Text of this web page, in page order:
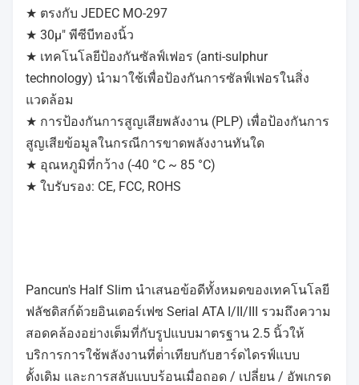
★ ตรงกับ JEDEC MO-297
★ 30μ" พีซีบีทองนิ้ว
★ เทคโนโลยีป้องกันซัลฟ์เฟอร (anti-sulphur
technology) นํามาใช้เพื่อป้องกันการซัลฟ์เฟอรในสิ่ง
แวดล้อม
★ การป้องกันการสูญเสียพลังงาน (PLP) เพื่อป้องกันการ
สูญเสียข้อมูลในกรณีการขาดพลังงานทันใด
★ อุณหภูมิที่กว้าง (-40 °C ~ 85 °C)
★ ใบรับรอง: CE, FCC, ROHS
Pancun's Half Slim นําเสนอข้อดีทั้งหมดของเทคโนโลยี
ฟลัชดิสก์ด้วยอินเตอร์เฟซ Serial ATA I/II/III รวมถึงความ
สอดคล้องอย่างเต็มที่กับรูปแบบมาตรฐาน 2.5 นิ้วให้
บริการการใช้พลังงานที่ต่ําเทียบกับฮาร์ดไดรฟ์แบบ
ดั้งเดิม และการสลับแบบร้อนเมื่อถอด / เปลี่ยน / อัพเกรด